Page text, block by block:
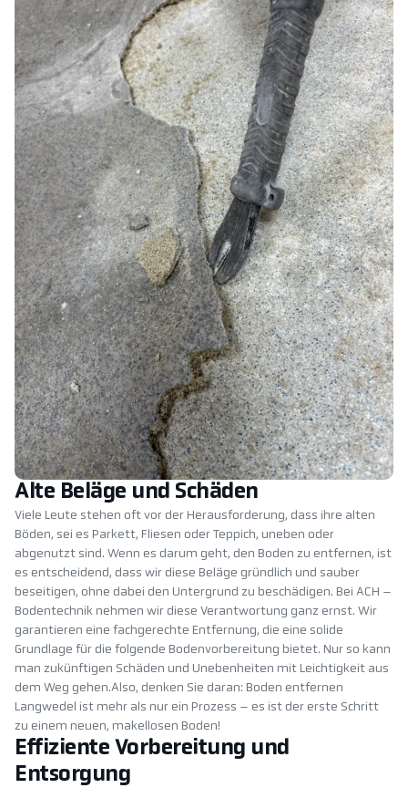
Alte Beläge und Schäden
Viele Leute stehen oft vor der Herausforderung, dass ihre alten
Böden, sei es Parkett, Fliesen oder Teppich, uneben oder
abgenutzt sind. Wenn es darum geht, den Boden zu entfernen, ist
es entscheidend, dass wir diese Beläge gründlich und sauber
beseitigen, ohne dabei den Untergrund zu beschädigen. Bei ACH –
Bodentechnik nehmen wir diese Verantwortung ganz ernst. Wir
garantieren eine fachgerechte Entfernung, die eine solide
Grundlage für die folgende Bodenvorbereitung bietet. Nur so kann
man zukünftigen Schäden und Unebenheiten mit Leichtigkeit aus
dem Weg gehen.Also, denken Sie daran: Boden entfernen
Langwedel ist mehr als nur ein Prozess – es ist der erste Schritt
zu einem neuen, makellosen Boden!
Effiziente Vorbereitung und
Entsorgung